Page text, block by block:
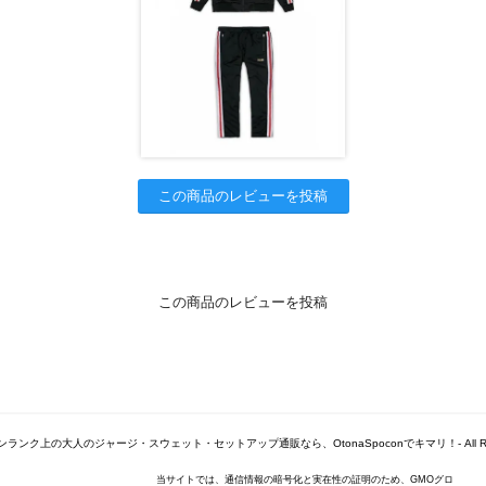
この商品のレビューを投稿
この商品のレビューを投稿
ランク上の大人のジャージ・スウェット・セットアップ通販なら、OtonaSpoconでキマリ！- All
当サイトでは、通信情報の暗号化と実在性の証明のため、GMOグロ